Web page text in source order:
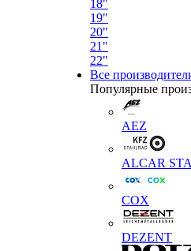
18"
19"
20"
21"
22"
Все
Популярные
AEZ
ALCAR
COX
DEZENT